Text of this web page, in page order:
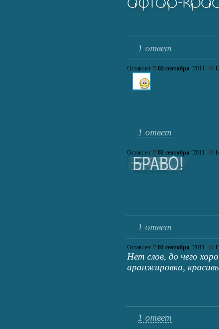
1 ответ
Оставлен: 02 сентября ’2011
1 ответ
Оставлен: 02 сентября ’2011
1 ответ
Оставлен: 02 сентября ’2011
Нет слов, до чего
аранжировка,
1 ответ